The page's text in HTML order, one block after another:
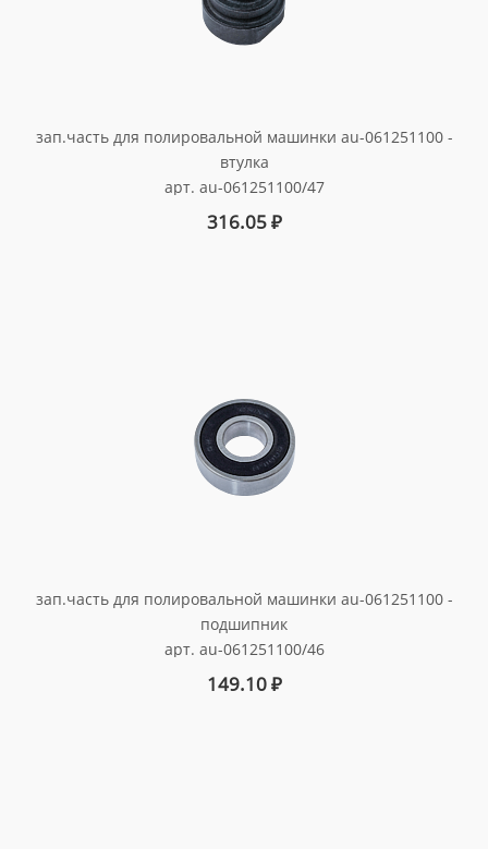
зап.часть для полировальной машинки au-061251100 -
втулка
арт. au-061251100/47
316.05₽
зап.часть для полировальной машинки au-061251100 -
подшипник
арт. au-061251100/46
149.10₽